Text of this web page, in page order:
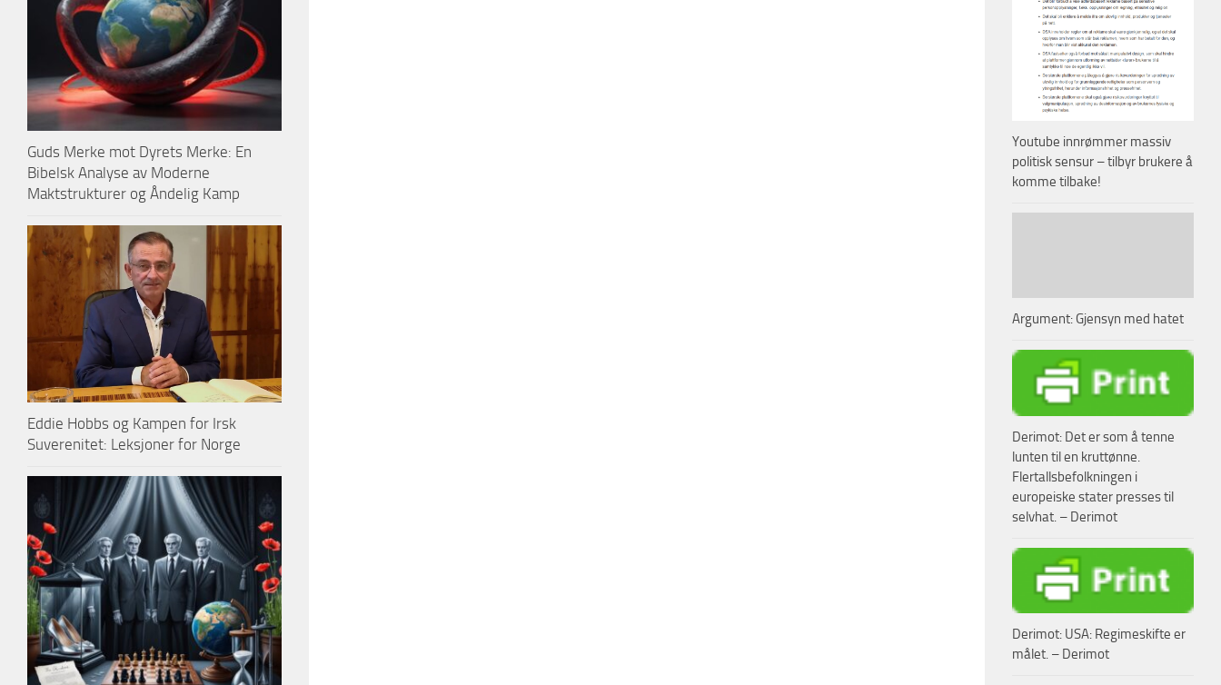
Guds Merke mot Dyrets Merke: En
Bibelsk Analyse av Moderne
Maktstrukturer og Åndelig Kamp
Eddie Hobbs og Kampen for Irsk
Suverenitet: Leksjoner for Norge
Youtube innrømmer massiv
politisk sensur – tilbyr brukere å
komme tilbake!
Argument: Gjensyn med hatet
Derimot: Det er som å tenne
lunten til en kruttønne.
Flertallsbefolkningen i
europeiske stater presses til
selvhat. – Derimot
Derimot: USA: Regimeskifte er
målet. – Derimot